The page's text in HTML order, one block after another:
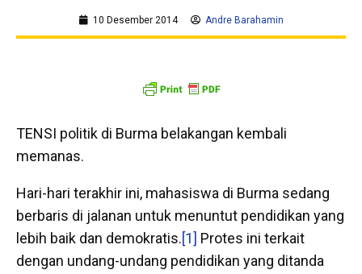
10 Desember 2014 Andre Barahamin
TENSI politik di Burma belakangan kembali
memanas.
Hari-hari terakhir ini, mahasiswa di Burma sedang
berbaris di jalanan untuk menuntut pendidikan yang
lebih baik dan demokratis.[1] Protes ini terkait
dengan undang-undang pendidikan yang ditanda